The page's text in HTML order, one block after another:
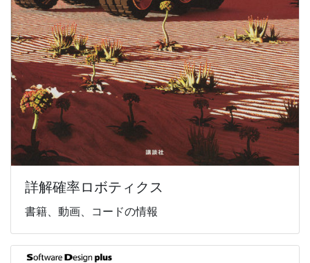
詳解確率ロボティクス
書籍、動画、コードの情報